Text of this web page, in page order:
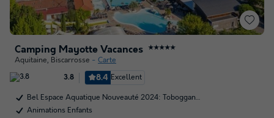
Camping Mayotte Vacances ★★★★★
Aquitaine, Biscarrosse Carte
3.8 8.4 Excellent
Bel Espace Aquatique Nouveauté 2024: Toboggan…
Animations Enfants